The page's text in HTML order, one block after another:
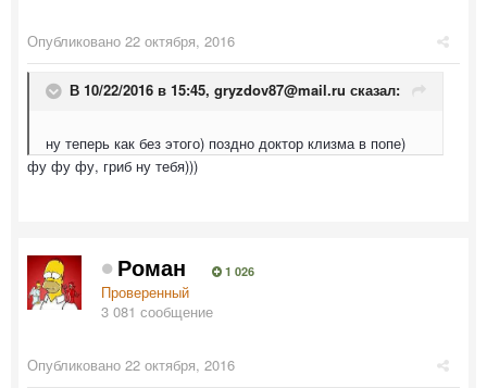
Опубликовано 22 октября, 2016
В 10/22/2016 в 15:45, gryzdov87@mail.ru сказал:
ну теперь как без этого) поздно доктор клизма в попе)
фу фу фу, гриб ну тебя)))
Роман 1 026
Проверенный
3 081 сообщение
Опубликовано 22 октября, 2016